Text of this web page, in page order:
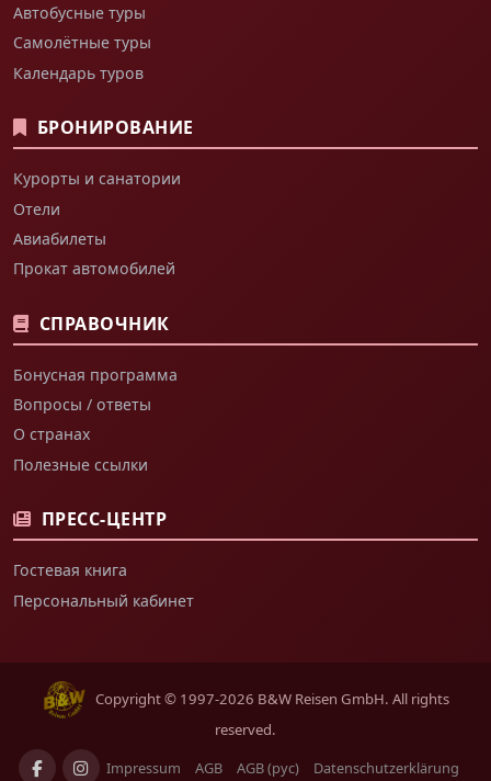
Автобусные туры
Самолётные туры
Календарь туров
БРОНИРОВАНИЕ
Курорты и санатории
Отели
Авиабилеты
Прокат автомобилей
СПРАВОЧНИК
Бонусная программа
Вопросы / ответы
О странах
Полезные ссылки
ПРЕСС-ЦЕНТР
Гостевая книга
Персональный кабинет
Copyright © 1997-2026 B&W Reisen GmbH. All rights
reserved.
Impressum
AGB AGB (рус) Datenschutzerklärung